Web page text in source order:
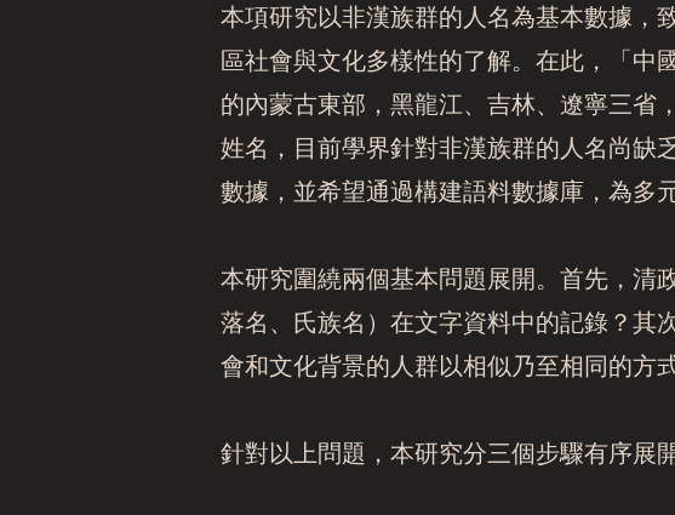
本項研究以非漢族群的人名為基本數據
區社會與文化多樣性的了解。在此，「中
的內蒙古東部，黑龍江、吉林、遼寧三省
姓名，目前學界針對非漢族群的人名尚缺
數據，並希望通過構建語料數據庫，為多
本研究圍繞兩個基本問題展開。首先，清
落名、氏族名）在文字資料中的記錄？其
會和文化背景的人群以相似乃至相同的方
針對以上問題，本研究分三個步驟有序展